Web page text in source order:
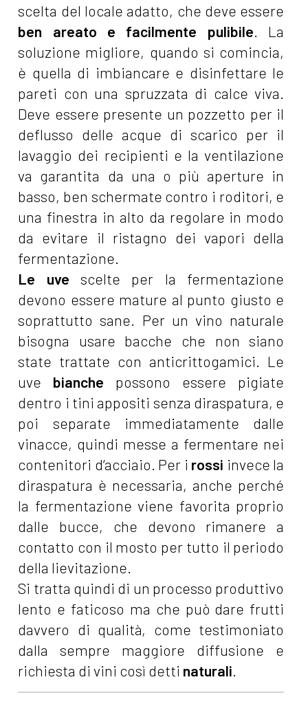
scelta del locale adatto, che deve essere
ben areato e facilmente pulibile. La
soluzione migliore, quando si comincia,
è quella di imbiancare e disinfettare le
pareti con una spruzzata di calce viva.
Deve essere presente un pozzetto per il
deflusso delle acque di scarico per il
lavaggio dei recipienti e la ventilazione
va garantita da una o più aperture in
basso, ben schermate contro i roditori, e
una finestra in alto da regolare in modo
da evitare il ristagno dei vapori della
fermentazione.
Le uve scelte per la fermentazione
devono essere mature al punto giusto e
soprattutto sane. Per un vino naturale
bisogna usare bacche che non siano
state trattate con anticrittogamici. Le
uve bianche possono essere pigiate
dentro i tini appositi senza diraspatura, e
poi separate immediatamente dalle
vinacce, quindi messe a fermentare nei
contenitori d’acciaio. Per i rossi invece la
diraspatura è necessaria, anche perché
la fermentazione viene favorita proprio
dalle bucce, che devono rimanere a
contatto con il mosto per tutto il periodo
della lievitazione.
Si tratta quindi di un processo produttivo
lento e faticoso ma che può dare frutti
davvero di qualità, come testimoniato
dalla sempre maggiore diffusione e
richiesta di vini così detti naturali.